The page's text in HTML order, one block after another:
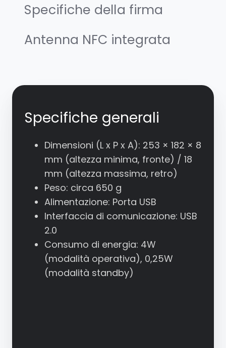
Specifiche generali
Dimensioni (L x P x A): 253 × 182 × 8
mm (altezza minima, fronte) / 18
mm (altezza massima, retro)
Peso: circa 650 g
Alimentazione: Porta USB
Interfaccia di comunicazione: USB
2.0
Consumo di energia: 4W
(modalità operativa), 0,25W
(modalità standby)
Specifiche della firma
Antenna NFC integrata